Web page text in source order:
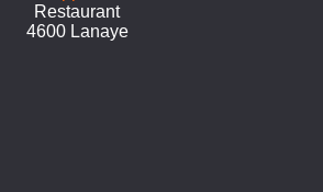
Restaurant
4600 Lanaye